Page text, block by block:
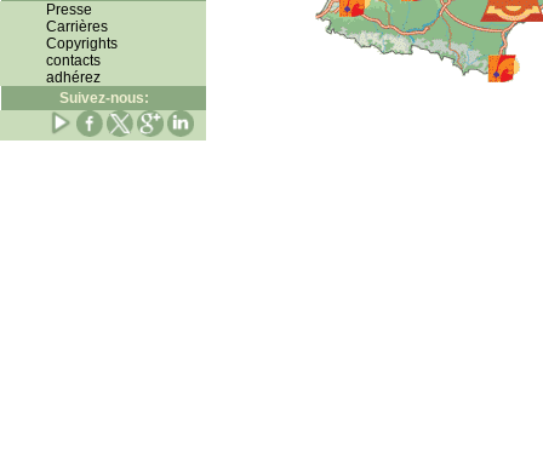
Presse
Carrières
Copyrights
contacts
adhérez
Suivez-nous: